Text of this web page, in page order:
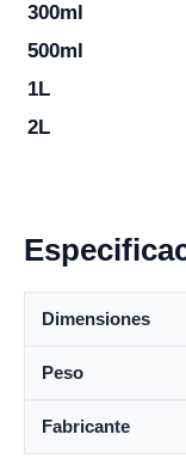
300ml
500ml
1L
2L
Dimensiones
Peso
Fabricante